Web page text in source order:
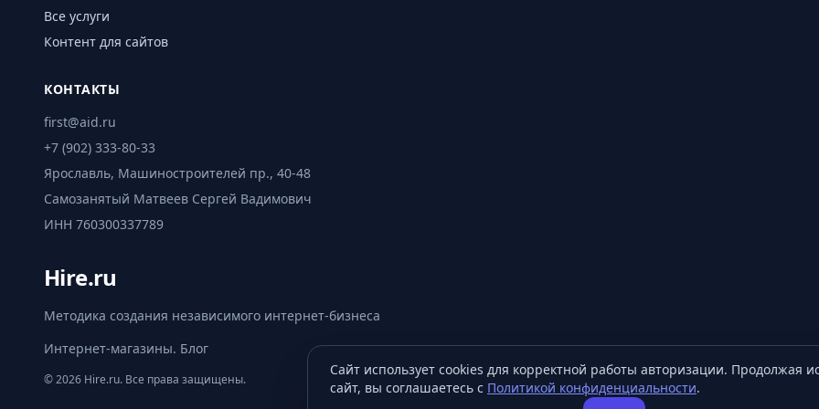
Все услуги
Контент для сайтов
КОНТАКТЫ
first@aid.ru
+7 (902) 333-80-33
Ярославль, Машиностроителей пр., 40-48
Самозанятый Матвеев Сергей Вадимович
ИНН 760300337789
Hire.ru
Методика создания независимого интернет-бизнеса
Интернет-магазины. Блог
© 2026 Hire.ru. Все права защищены.
Сайт использует cookies для корректной работы авторизации. Продолжая
сайт, вы соглашаетесь с Политикой конфиденциальности.